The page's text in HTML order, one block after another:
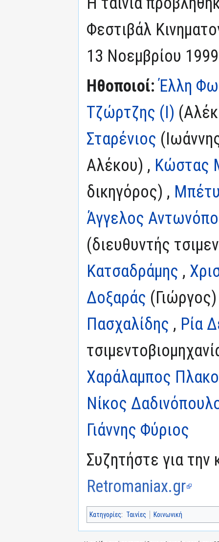
Φεστιβάλ
13 Νοεμβρίου
Ηθοποιοί: Έλλη
Τζώρτζης (I)
Σταρένιος
Αλέκου) , Κώστας
δικηγόρος) ,
Άγγελος
(διευθυντής
Κατσαδράμης ,
Δοξαράς
Πασχαλίδης , Ρία
Χαράλαμπος
Νίκος
Γιάννης Φύριος
Συζητήστε για την
Retromaniax.gr
Κατηγορίες: Ταινίες Κοινωνική